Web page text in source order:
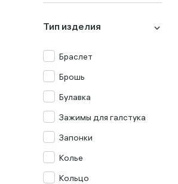
Тип изделия
Браслет
Брошь
Булавка
Зажимы для галстука
Запонки
Колье
Кольцо